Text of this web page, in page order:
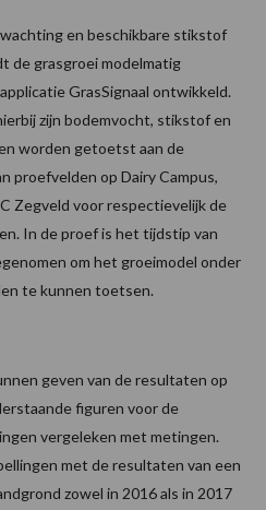
en beschikbare stikstof
de grasgroei modelmatig
GrasSignaal ontwikkeld.
zijn bodemvocht, stikstof en
worden getoetst aan de
proefvelden op Dairy Campus,
Zegveld voor respectievelijk de
In de proef is het tijdstip van
om het groeimodel onder
te kunnen toetsen.
geven van de resultaten op
figuren voor de
vergeleken met metingen.
met de resultaten van een
zowel in 2016 als in 2017